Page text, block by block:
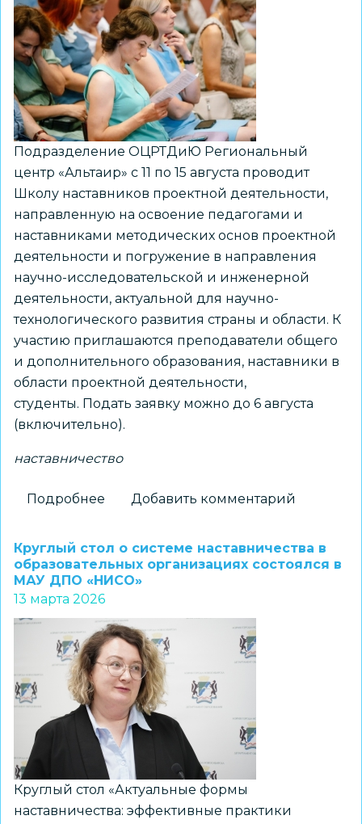
проектной
деятельности
Подразделение ОЦРТДиЮ Региональный
центр «Альтаир» с 11 по 15 августа проводит
Школу наставников проектной деятельности,
направленную на освоение педагогами и
наставниками методических основ проектной
деятельности и погружение в направления
научно-исследовательской и инженерной
деятельности, актуальной для научно-
технологического развития страны и области. К
участию приглашаются преподаватели общего
и дополнительного образования, наставники в
области проектной деятельности,
студенты. Подать заявку можно до 6 августа
(включительно).
наставничество
Подробнее
педагогов
региона
Школу
наставников
и
на
региональную
конференцию
Добавить комментарий
Круглый стол о системе наставничества в
образовательных организациях состоялся в
МАУ ДПО «НИСО»
13 марта 2026
Круглый стол «Актуальные формы
наставничества: эффективные практики